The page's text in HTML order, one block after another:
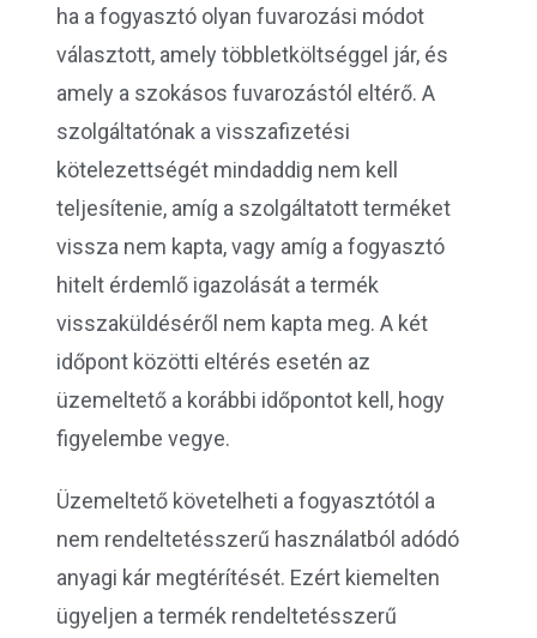
ha a fogyasztó olyan fuvarozási módot
választott, amely többletköltséggel jár, és
amely a szokásos fuvarozástól eltérő. A
szolgáltatónak a visszafizetési
kötelezettségét mindaddig nem kell
teljesítenie, amíg a szolgáltatott terméket
vissza nem kapta, vagy amíg a fogyasztó
hitelt érdemlő igazolását a termék
visszaküldéséről nem kapta meg. A két
időpont közötti eltérés esetén az
üzemeltető a korábbi időpontot kell, hogy
figyelembe vegye.
Üzemeltető követelheti a fogyasztótól a
nem rendeltetésszerű használatból adódó
anyagi kár megtérítését. Ezért kiemelten
ügyeljen a termék rendeltetésszerű